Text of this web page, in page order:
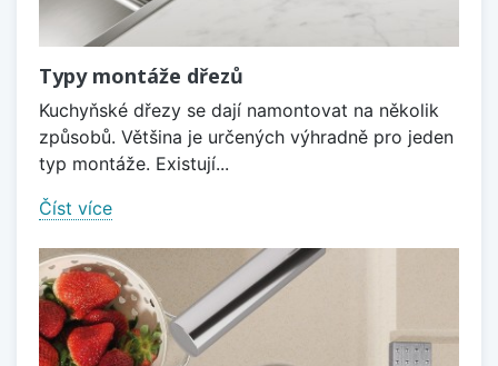
Typy montáže dřezů
Kuchyňské dřezy se dají namontovat na několik
způsobů. Většina je určených výhradně pro jeden
typ montáže. Existují...
Číst více